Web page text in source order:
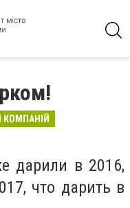
КОМПАНІЙ
дарили в 2016,
что дарить в